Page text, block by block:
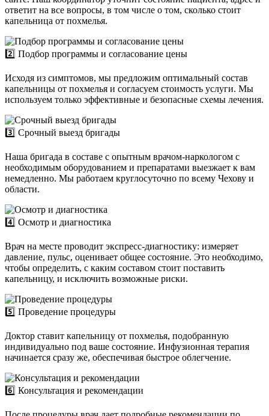
ответит на все вопросы, в том числе о том, сколько стоит
капельница от похмелья.
2️⃣ Подбор программы и согласование цены
Исходя из симптомов, мы предложим оптимальный состав
капельницы от похмелья и согласуем стоимость услуги. Мы
используем только эффективные и безопасные схемы лечения.
3️⃣ Срочный выезд бригады
Наша бригада в составе с опытным врачом-наркологом с
необходимым оборудованием и препаратами выезжает к вам
немедленно. Мы работаем круглосуточно по всему Чехову и
области.
4️⃣ Осмотр и диагностика
Врач на месте проводит экспресс-диагностику: измеряет
давление, пульс, оценивает общее состояние. Это необходимо,
чтобы определить, с каким составом стоит поставить
капельницу, и исключить возможные риски.
5️⃣ Проведение процедуры
Доктор ставит капельницу от похмелья, подобранную
индивидуально под ваше состояние. Инфузионная терапия
начинается сразу же, обеспечивая быстрое облегчение.
6️⃣ Консультация и рекомендации